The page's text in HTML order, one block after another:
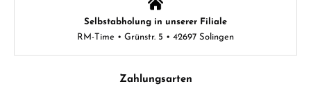
Selbstabholung in unserer Filiale
RM-Time • Grünstr. 5 • 42697 Solingen
Zahlungsarten